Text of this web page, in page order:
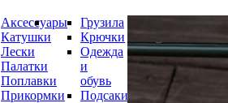
Аксессуары
Катушки
Лески
Палатки
Поплавки
Прикормки
Грузила
Крючки
Одежда
и
обувь
Подсаки